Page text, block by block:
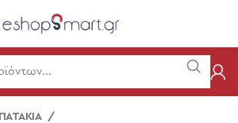
ΠΑΤΑΚΙΑ